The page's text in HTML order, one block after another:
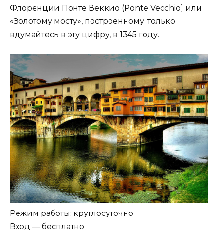
Флоренции Понте Веккио (Ponte Vecchio) или
«Золотому мосту», построенному, только
вдумайтесь в эту цифру, в 1345 году.
Режим работы: круглосуточно
Вход — бесплатно